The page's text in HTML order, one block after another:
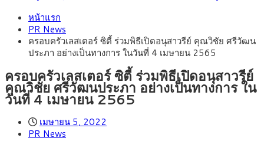
หน้ารถไฟฟ้าสงขลา โมโนเรล 12.54 กม. เชื่อมเมืองหาดใหญ่
สิงหาคม 4, 2026
รายหัวเพียง 2,618 บาท เสนอทบทวนจัดสรรงบให้สอดคล้องภาระ
งานจริง
สิงหาคม 3, 2026
กรุงศรี คาดเงินบาทสัปดาห์นี้ซื้อขายในกรอบ
33.00-33.60 ติดตามข้อมูลจ้างงานสหรัฐฯ
สิงหาคม 1, 2026 “เอกนิติ” เปิดเครื่องยนต์เศรษฐกิจใหม่ของไทย
เดินหน้า 5 ยุทธศาสตร์ รื้อโครงสร้างเศรษฐกิจ ดันไทยโตเต็ม
กรกฎาคม 27, 2026 ภัยเงียบใกล้ตัวเด็ก LSD “แสตมป์เมา” ยาเสพ
ติดลายการ์ตูน กรมศุลกากร เตือนผู้ปกครองเฝ้าระวัง หลังยึดล็อต
ใหญ่จากเยอรมนี
หน้าแรก
PR News
ครอบครัวเลสเตอร์ ซิตี้ ร่วมพิธีเปิดอนุสาวรีย์ คุณวิชัย ศรีวัฒน
ประภา อย่างเป็นทางการ ในวันที่ 4 เมษายน 2565
ครอบครัวเลสเตอร์ ซิตี้ ร่วมพิธีเปิดอนุสาวรีย์
คุณวิชัย ศรีวัฒนประภา อย่างเป็นทางการ ใน
วันที่ 4 เมษายน 2565
เมษายน 5, 2022
PR News